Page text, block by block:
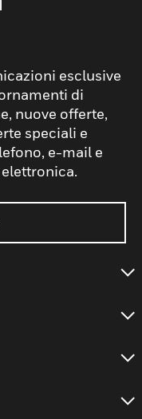
esclusive
di
nuove offerte,
speciali e
e-mail e